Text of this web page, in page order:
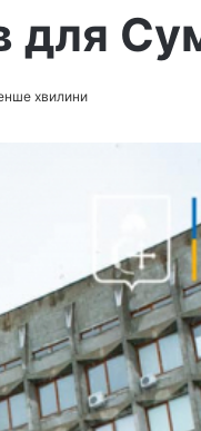
для
хвилини